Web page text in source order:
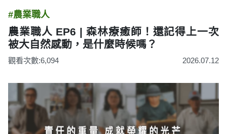
#農業職人
農業職人 EP6 | 森林療癒師！還記得上一次
被大自然感動，是什麼時候嗎？
觀看次數:6,094 2026.07.12